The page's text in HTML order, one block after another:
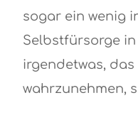
sogar ein wenig
Selbstfürsorge
irgendetwas,
wahrzunehmen,